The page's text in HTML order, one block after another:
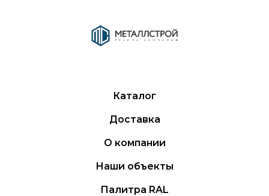
Каталог
Доставка
О компании
Наши объекты
Палитра RAL